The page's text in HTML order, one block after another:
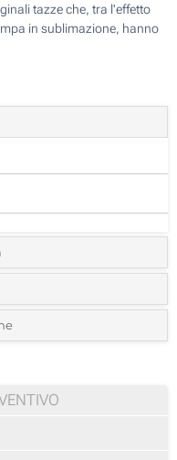
tazze che, tra l'effetto
in sublimazione, hanno
del vostro logo: